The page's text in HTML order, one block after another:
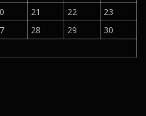
21 22
23
28 29
30